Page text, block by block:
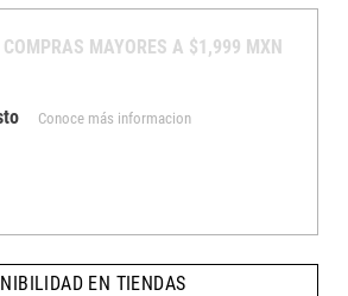
COMPRAS MAYORES A $1,999 MXN
Conoce más informacion
EN TIENDAS